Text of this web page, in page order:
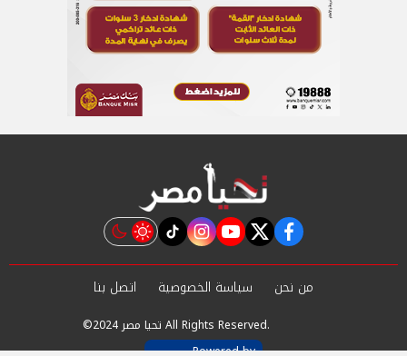
facebook
twitter
youtube
instagram
tiktok
من نحن سياسة الخصوصية اتصل بنا
©2024 تحيا مصر All Rights Reserved.
Powered by